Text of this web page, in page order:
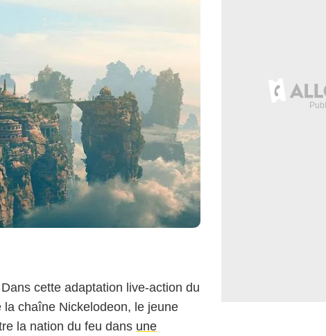
cette adaptation live-action du
la chaîne Nickelodeon, le jeune
la nation du feu dans une